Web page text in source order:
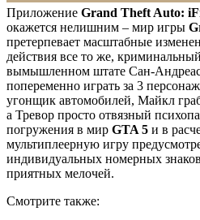
Приложение Grand Theft Auto:
окажется нелишним – мир игры
претерпевает масштабные
действия все то же,
вымышленном штате Сан-
попеременно играть за 3
угонщик автомобилей, Майкл
а Тревор просто отвязный
погружения в мир GTA 5 и в
мультиплеерную игру
индивидуальных номерных
приятных мелочей.
Смотрите также: